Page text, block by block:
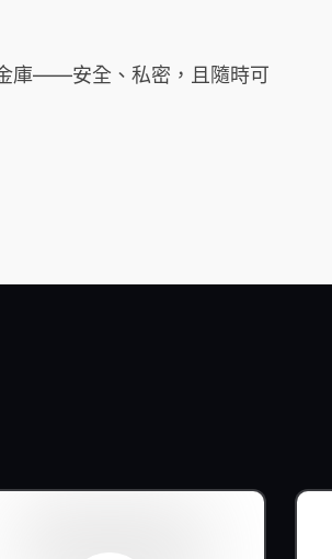
庫——安全、私密，且隨時可